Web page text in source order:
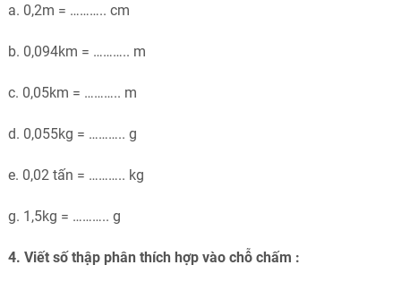
a. 0,2m = ……….. cm
b. 0,094km = ……….. m
c. 0,05km = ……….. m
d. 0,055kg = ……….. g
e. 0,02 tấn = ……….. kg
g. 1,5kg = ……….. g
4. Viết số thập phân thích hợp vào chỗ chấm :